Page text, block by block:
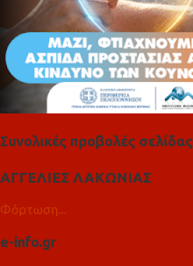
Συνολικές προβολές σελίδας
ΑΓΓΕΛΙΕΣ ΛΑΚΩΝΙΑΣ
Φόρτωση...
e-info.gr